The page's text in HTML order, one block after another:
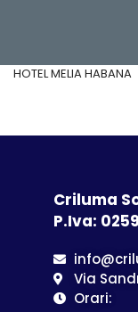
HOTEL MELIA HABANA
Criluma
P.Iva:
Via
Orari: